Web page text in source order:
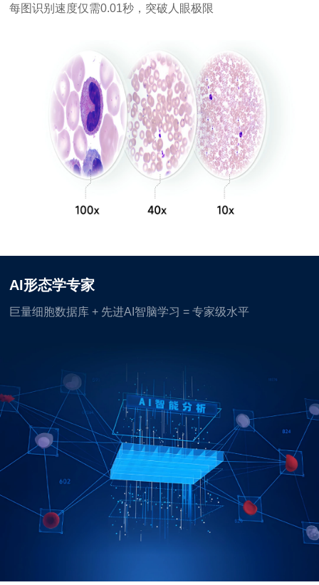
每图识别速度仅需0.01秒，突破人眼极限
AI形态学专家
巨量细胞数据库 + 先进AI智脑学习 = 专家级水平